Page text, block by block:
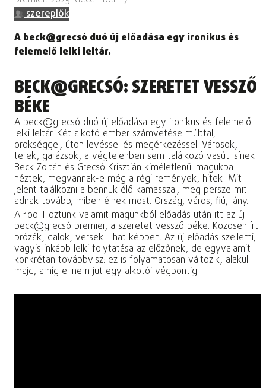
szereplők
A beck@grecsó duó új előadása egy ironikus és
felemelő lelki leltár.
BECK@GRECSÓ: SZERETET VESSZŐ
BÉKE
A beck@grecsó duó új előadása egy ironikus és felemelő
lelki leltár. Két alkotó ember számvetése múlttal,
örökséggel, úton levéssel és megérkezéssel. Városok,
terek, garázsok, a végtelenben sem találkozó vasúti sínek.
Beck Zoltán és Grecsó Krisztián kíméletlenül magukba
néztek, megvannak-e még a régi remények, hitek. Mit
jelent találkozni a bennük élő kamasszal, meg persze mit
adnak tovább, miben élnek most. Ország, város, fiú, lány.
A 100. Hoztunk valamit magunkból előadás után itt az új
beck@grecsó premier, a szeretet vessző béke. Közösen írt
prózák, dalok, versek – hat képben. Az új előadás szellemi,
vagyis inkább lelki folytatása az előzőnek, de egyvalamit
konkrétan továbbvisz: ez is folyamatosan változik, alakul
majd, amíg el nem jut egy alkotói végpontig.